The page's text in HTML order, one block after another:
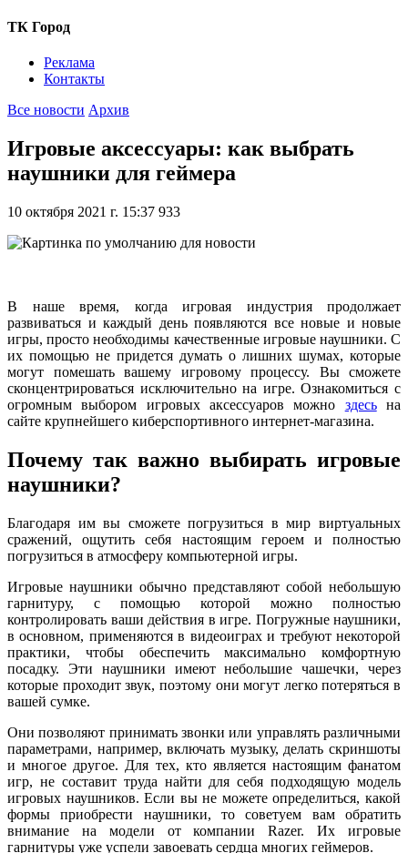
ТК Город
Реклама
Контакты
Все новости Архив
Игровые аксессуары: как выбрать
наушники для геймера
10 октября 2021 г. 15:37 933
В наше время, когда игровая индустрия продолжает
развиваться и каждый день появляются все новые и новые
игры, просто необходимы качественные игровые наушники. С
их помощью не придется думать о лишних шумах, которые
могут помешать вашему игровому процессу. Вы сможете
сконцентрироваться исключительно на игре. Ознакомиться с
огромным выбором игровых аксессуаров можно здесьна
сайте крупнейшего киберспортивного интернет-магазина.
Почему так важно выбирать игровые
наушники?
Благодаря им вы сможете погрузиться в мир виртуальных
сражений, ощутить себя настоящим героем и полностью
погрузиться в атмосферу компьютерной игры.
Игровые наушники обычно представляют собой небольшую
гарнитуру, с помощью которой можно полностью
контролировать ваши действия в игре. Погружные наушники,
в основном, применяются в видеоиграх и требуют некоторой
практики, чтобы обеспечить максимально комфортную
посадку. Эти наушники имеют небольшие чашечки, через
которые проходит звук, поэтому они могут легко потеряться в
вашей сумке.
Они позволяют принимать звонки или управлять различными
параметрами, например, включать музыку, делать скриншоты
и многое другое. Для тех, кто является настоящим фанатом
игр, не составит труда найти для себя подходящую модель
игровых наушников. Если вы не можете определиться, какой
формы приобрести наушники, то советуем вам обратить
внимание на модели от компании Razer. Их игровые
гарнитуры уже успели завоевать сердца многих геймеров.